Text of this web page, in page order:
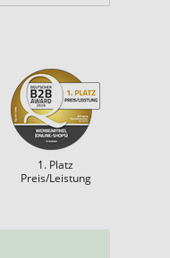
1. Platz
Preis/Leistung